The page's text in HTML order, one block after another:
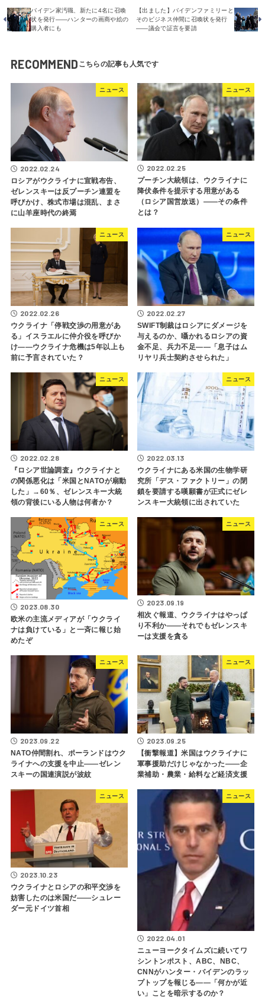
バイデン家汚職、新たに4名に召喚
状を発行――ハンターの画商や絵の
購入者にも
【出ました】バイデンファミリーと
そのビジネス仲間に召喚状を発行
――議会で証言を要請
RECOMMEND
ニュース
2022.02.24
ロシアがウクライナに宣戦布告、
ゼレンスキーは反プーチン連盟を
呼びかけ、株式市場は混乱、まさ
に山羊座時代の終焉
ニュース
2022.02.25
プーチン大統領は、ウクライナに
降伏条件を提示する用意がある
（ロシア国営放送）――その条件
とは？
ニュース
2022.02.26
ウクライナ「停戦交渉の用意があ
る」イスラエルに仲介役を呼びか
け――ウクライナ危機は5年以上も
前に予言されていた？
ニュース
2022.02.27
SWIFT制裁はロシアにダメージを
与えるのか、囁かれるロシアの資
金不足、兵力不足――「息子はム
リヤリ兵士契約させられた」
ニュース
2022.02.28
『ロシア世論調査』ウクライナと
の関係悪化は「米国とNATOが扇動
した」→60％、ゼレンスキー大統
領の背後にいる人物は何者か？
ニュース
2022.03.13
ウクライナにある米国の生物学研
究所「デス・ファクトリー」の閉
鎖を要請する嘆願書が正式にゼレ
ンスキー大統領に出されていた
ニュース
2023.08.30
欧米の主流メディアが「ウクライ
ナは負けている」と一斉に報じ始
めたぞ
ニュース
2023.09.19
相次ぐ報道、ウクライナはやっぱ
り不利か――それでもゼレンスキ
ーは支援を貪る
ニュース
2023.09.22
NATO仲間割れ、ポーランドはウク
ライナへの支援を中止――ゼレン
スキーの国連演説が波紋
ニュース
2023.09.25
【衝撃報道】米国はウクライナに
軍事援助だけじゃなかった――企
業補助・農業・給料など経済支援
ニュース
2023.10.23
ウクライナとロシアの和平交渉を
妨害したのは米国だ――シュレー
ダー元ドイツ首相
ニュース
2022.04.01
ニューヨークタイムズに続いてワ
シントンポスト、ABC、NBC、
CNNがハンター・バイデンのラッ
プトップを報じる――「何かが近
い」ことを暗示するのか？